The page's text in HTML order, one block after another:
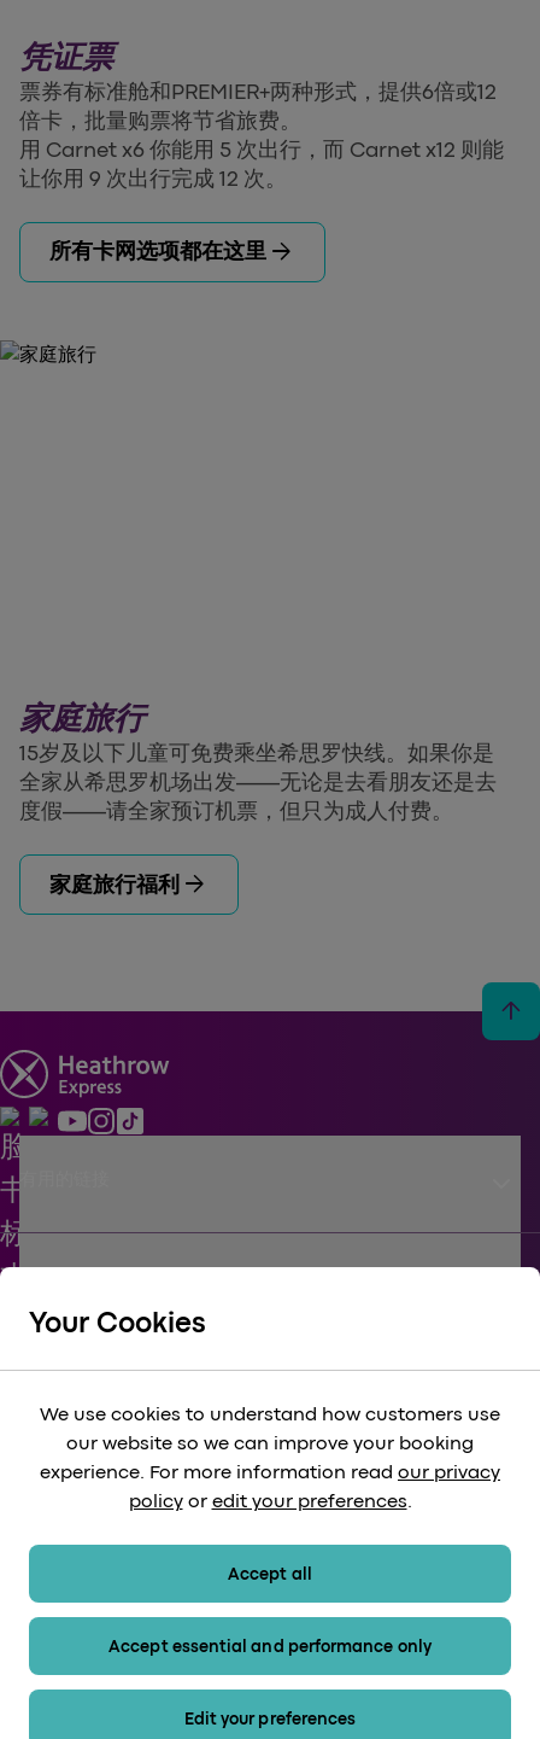
凭证票
票券有标准舱和PREMIER+两种形式，提供6倍或12
倍卡，批量购票将节省旅费。
用 Carnet x6 你能用 5 次出行，而 Carnet x12 则能
让你用 9 次出行完成 12 次。
所有卡网选项都在这里 arrow_forward
家庭旅行
15岁及以下儿童可免费乘坐希思罗快线。如果你是
全家从希思罗机场出发——无论是去看朋友还是去
度假——请全家预订机票，但只为成人付费。
家庭旅行福利 arrow_forward
arrow_upward
keyboard_arrow_down
企业 keyboard_arrow_down
法律 keyboard_arrow_down
网站地图
© 2026希思罗快线。保留所有权利
Your Cookies
We use cookies to understand how customers use
our website so we can improve your booking
experience. For more information read our privacy
policyor edit your preferences.
Accept all
Accept essential and performance only
Edit your preferences